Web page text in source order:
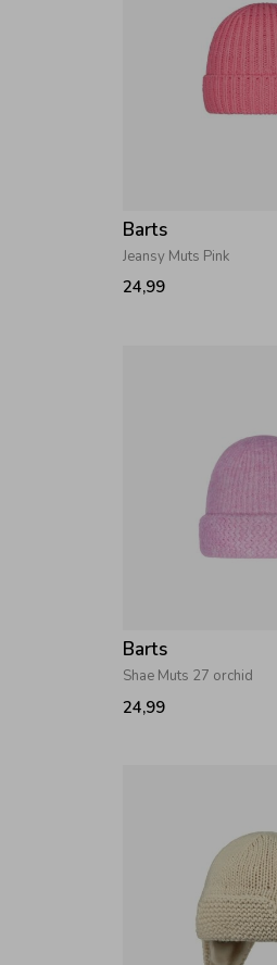
Barts
Jeansy Muts Pink
24,99
Barts
Shae Muts 27 orchid
24,99